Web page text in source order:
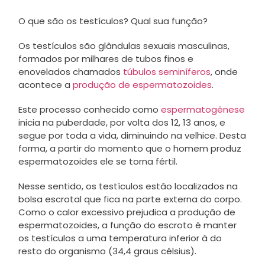
O que são os testículos? Qual sua função?
Os testículos são glândulas sexuais masculinas,
formados por milhares de tubos finos e
enovelados chamados túbulos seminíferos, onde
acontece a produção de espermatozoides.
Este processo conhecido como espermatogênese
inicia na puberdade, por volta dos 12, 13 anos, e
segue por toda a vida, diminuindo na velhice. Desta
forma, a partir do momento que o homem produz
espermatozoides ele se torna fértil.
Nesse sentido, os testículos estão localizados na
bolsa escrotal que fica na parte externa do corpo.
Como o calor excessivo prejudica a produção de
espermatozoides, a função do escroto é manter
os testículos a uma temperatura inferior à do
resto do organismo (34,4 graus célsius).